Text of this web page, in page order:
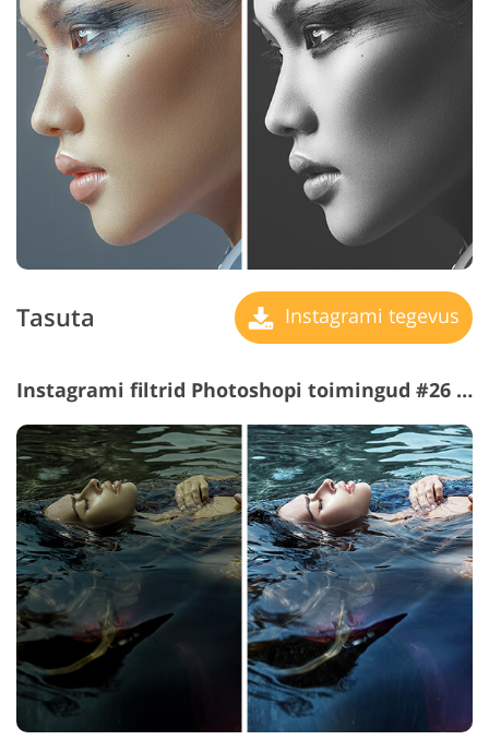
Tasuta Instagrami tegevus
Instagrami filtrid Photoshopi toimingud #26 "Brighten"